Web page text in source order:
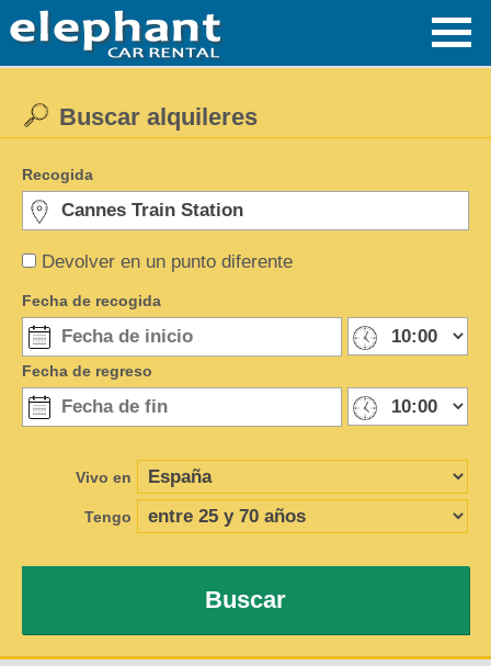
Devolver en un punto diferente
Buscar alquileres
Recogida
Fecha de recogida
Fecha de regreso
Vivo en
Tengo
Buscar